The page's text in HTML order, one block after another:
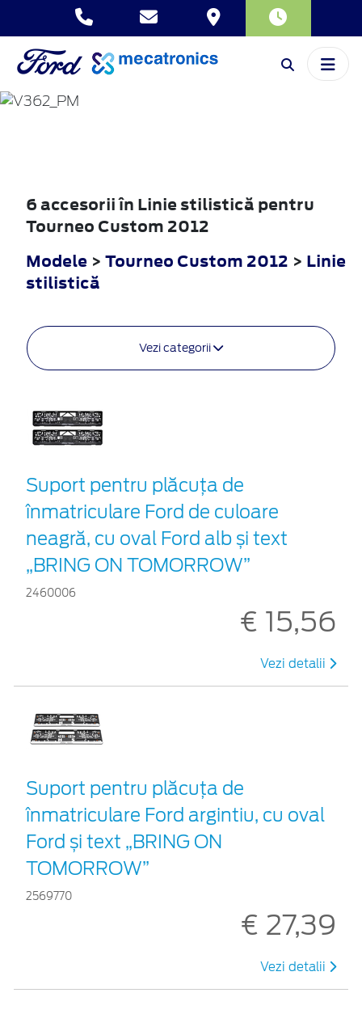
TOURNEO
CUSTOM
6 accesorii în Linie stilistică pentru
Tourneo Custom 2012
Modele > Tourneo Custom 2012 > Linie
stilistică
Vezi categorii
Suport pentru plăcuța de
înmatriculare Ford de culoare
neagră, cu oval Ford alb și text
„BRING ON TOMORROW”
2460006
€ 15,56
Vezi detalii
Suport pentru plăcuța de
înmatriculare Ford argintiu, cu oval
Ford și text „BRING ON
TOMORROW”
2569770
€ 27,39
Vezi detalii